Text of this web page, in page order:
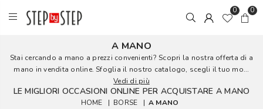
0 0
A MANO
Stai cercando a mano a prezzi convenienti? Scopri la nostra offerta di a
mano in vendita online. Sfoglia il nostro catalogo, scegli il tuo mo...
Vedi di più
LE MIGLIORI OCCASIONI ONLINE PER ACQUISTARE A MANO
HOME | BORSE | A MANO